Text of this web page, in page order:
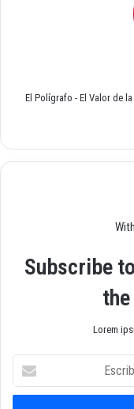
El Polígrafo - El Valor de
Subscribe
Lorem
c